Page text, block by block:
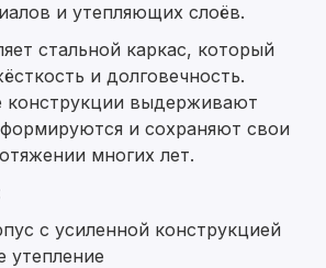
и утепляющих слоёв.
стальной каркас, который
и долговечность.
конструкции выдерживают
и сохраняют свои
многих лет.
с усиленной конструкцией
утепление